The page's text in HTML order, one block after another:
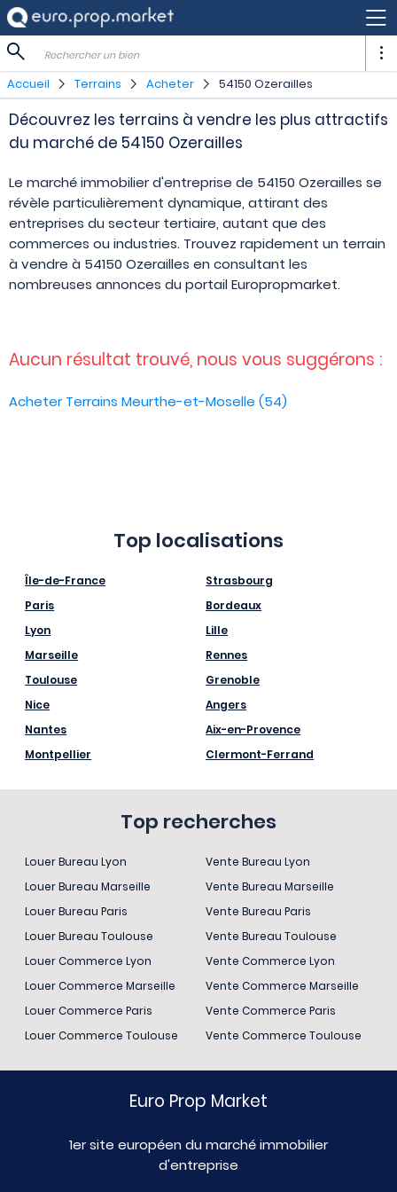
Rechercher un bien
Accueil Terrains Acheter 54150 Ozerailles
Découvrez les terrains à vendre les plus attractifs
du marché de 54150 Ozerailles
Le marché immobilier d'entreprise de 54150 Ozerailles se
révèle particulièrement dynamique, attirant des
entreprises du secteur tertiaire, autant que des
commerces ou industries. Trouvez rapidement un terrain
à vendre à 54150 Ozerailles en consultant les
nombreuses annonces du portail Europropmarket.
Aucun résultat trouvé, nous vous suggérons :
Acheter Terrains Meurthe-et-Moselle (54)
Top localisations
Île-de-France
Paris
Lyon
Marseille
Toulouse
Nice
Nantes
Montpellier
Strasbourg
Bordeaux
Lille
Rennes
Grenoble
Angers
Aix-en-Provence
Clermont-Ferrand
Top recherches
Louer Bureau Lyon
Louer Bureau Marseille
Louer Bureau Paris
Louer Bureau Toulouse
Louer Commerce Lyon
Louer Commerce Marseille
Louer Commerce Paris
Louer Commerce Toulouse
Vente Bureau Lyon
Vente Bureau Marseille
Vente Bureau Paris
Vente Bureau Toulouse
Vente Commerce Lyon
Vente Commerce Marseille
Vente Commerce Paris
Vente Commerce Toulouse
Euro Prop Market
1er site européen du marché immobilier
d'entreprise